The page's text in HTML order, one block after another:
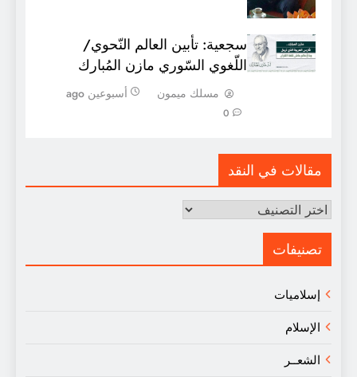
سجعية: تأبين العالم النّحوي/
اللّغوي السّوري مازن المُبارك
مسلك ميمون أسبوعين ago
0
مقالات في النقد
مقالات
النقد
تصنيفات
إسلاميات
الإسلام
الشعــر